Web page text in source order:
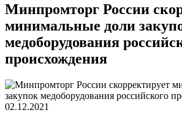
Минпромторг России
минимальные доли
медоборудования
происхождения
02.12.2021